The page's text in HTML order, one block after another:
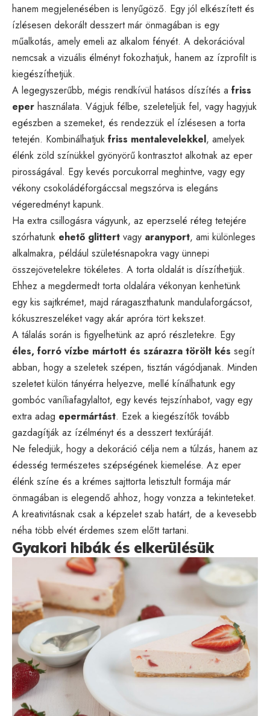
hanem megjelenésében is lenyűgöző. Egy jól elkészített és
ízlésesen dekorált desszert már önmagában is egy
műalkotás, amely emeli az alkalom fényét. A dekorációval
nemcsak a vizuális élményt fokozhatjuk, hanem az ízprofilt is
kiegészíthetjük.
A legegyszerűbb, mégis rendkívül hatásos díszítés a friss
eper használata. Vágjuk félbe, szeleteljük fel, vagy hagyjuk
egészben a szemeket, és rendezzük el ízlésesen a torta
tetején. Kombinálhatjuk friss mentalevelekkel, amelyek
élénk zöld színükkel gyönyörű kontrasztot alkotnak az eper
pirosságával. Egy kevés porcukorral meghintve, vagy egy
vékony csokoládéforgáccsal megszórva is elegáns
végeredményt kapunk.
Ha extra csillogásra vágyunk, az eperzselé réteg tetejére
szórhatunk ehető glittert vagy aranyport, ami különleges
alkalmakra, például születésnapokra vagy ünnepi
összejövetelekre tökéletes. A torta oldalát is díszíthetjük.
Ehhez a megdermedt torta oldalára vékonyan kenhetünk
egy kis sajtkrémet, majd ráragaszthatunk mandulaforgácsot,
kókuszreszeléket vagy akár apróra tört kekszet.
A tálalás során is figyelhetünk az apró részletekre. Egy
éles, forró vízbe mártott és szárazra törölt kés segít
abban, hogy a szeletek szépen, tisztán vágódjanak. Minden
szeletet külön tányérra helyezve, mellé kínálhatunk egy
gombóc vaníliafagylaltot, egy kevés tejszínhabot, vagy egy
extra adag epermártást. Ezek a kiegészítők tovább
gazdagítják az ízélményt és a desszert textúráját.
Ne feledjük, hogy a dekoráció célja nem a túlzás, hanem az
édesség természetes szépségének kiemelése. Az eper
élénk színe és a krémes sajttorta letisztult formája már
önmagában is elegendő ahhoz, hogy vonzza a tekinteteket.
A kreativitásnak csak a képzelet szab határt, de a kevesebb
néha több elvét érdemes szem előtt tartani.
Gyakori hibák és elkerülésük